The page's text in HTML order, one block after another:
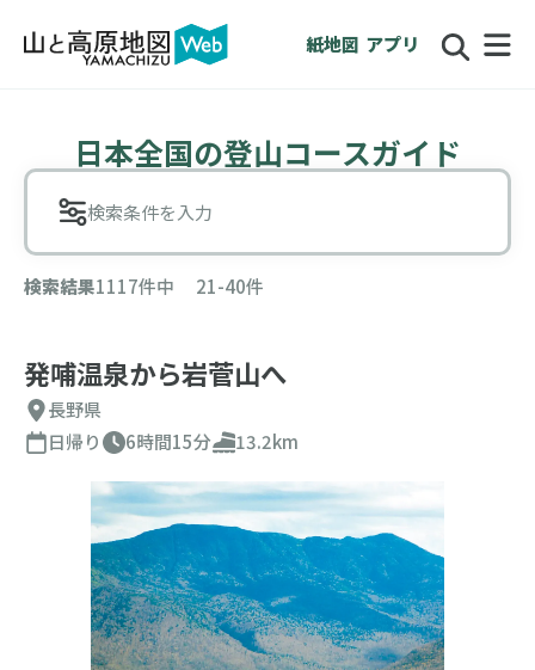
紙地図 アプリ
日本全国の登山コースガイド
検索条件を入力
検索結果1117件中 21-40件
発哺温泉から岩菅山へ
長野県
日帰り
6時間15分 13.2km